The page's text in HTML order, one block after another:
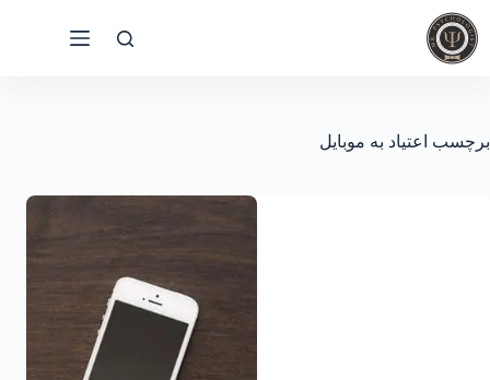
پرش
به
محتوا
برچسب اعتیاد به موبایل